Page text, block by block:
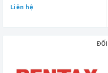
4. Màn hình và bàn phím:
Liên hệ